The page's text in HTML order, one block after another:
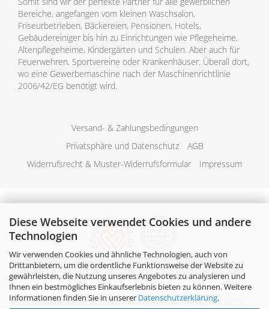
Diese Webseite verwendet Cookies und andere
Technologien
Wir verwenden Cookies und ähnliche Technologien, auch von
Drittanbietern, um die ordentliche Funktionsweise der Website zu
gewährleisten, die Nutzung unseres Angebotes zu analysieren und
Ihnen ein bestmögliches Einkaufserlebnis bieten zu können. Weitere
Informationen finden Sie in unserer Datenschutzerklärung.
Bereiche, angefangen vom kleinen Waschsalon,
Friseurbetrieben, Bäckereien, Pensionen, Hotels,
Gebäudereiniger bis hin zu Einrichtungen wie Pflegeheime,
Altenpflegeheime, Kindergärten und Schulen. Aber auch für
Feuerwehren, Sportvereine oder Krankenhäuser. Überall dort,
wo eine Gewerbemaschine nach der Maschinenrichtlinie
2006/42/EG benötigt wird.
Versand- & Zahlungsbedingungen
Privatsphäre und Datenschutz
AGB
Widerrufsrecht & Muster-Widerrufsformular
Impressum
Alle Preise verstehen sich inklusive der gesetzlichen
Mehrwertsteuer, zzgl.Versandkostensoweit nicht anders